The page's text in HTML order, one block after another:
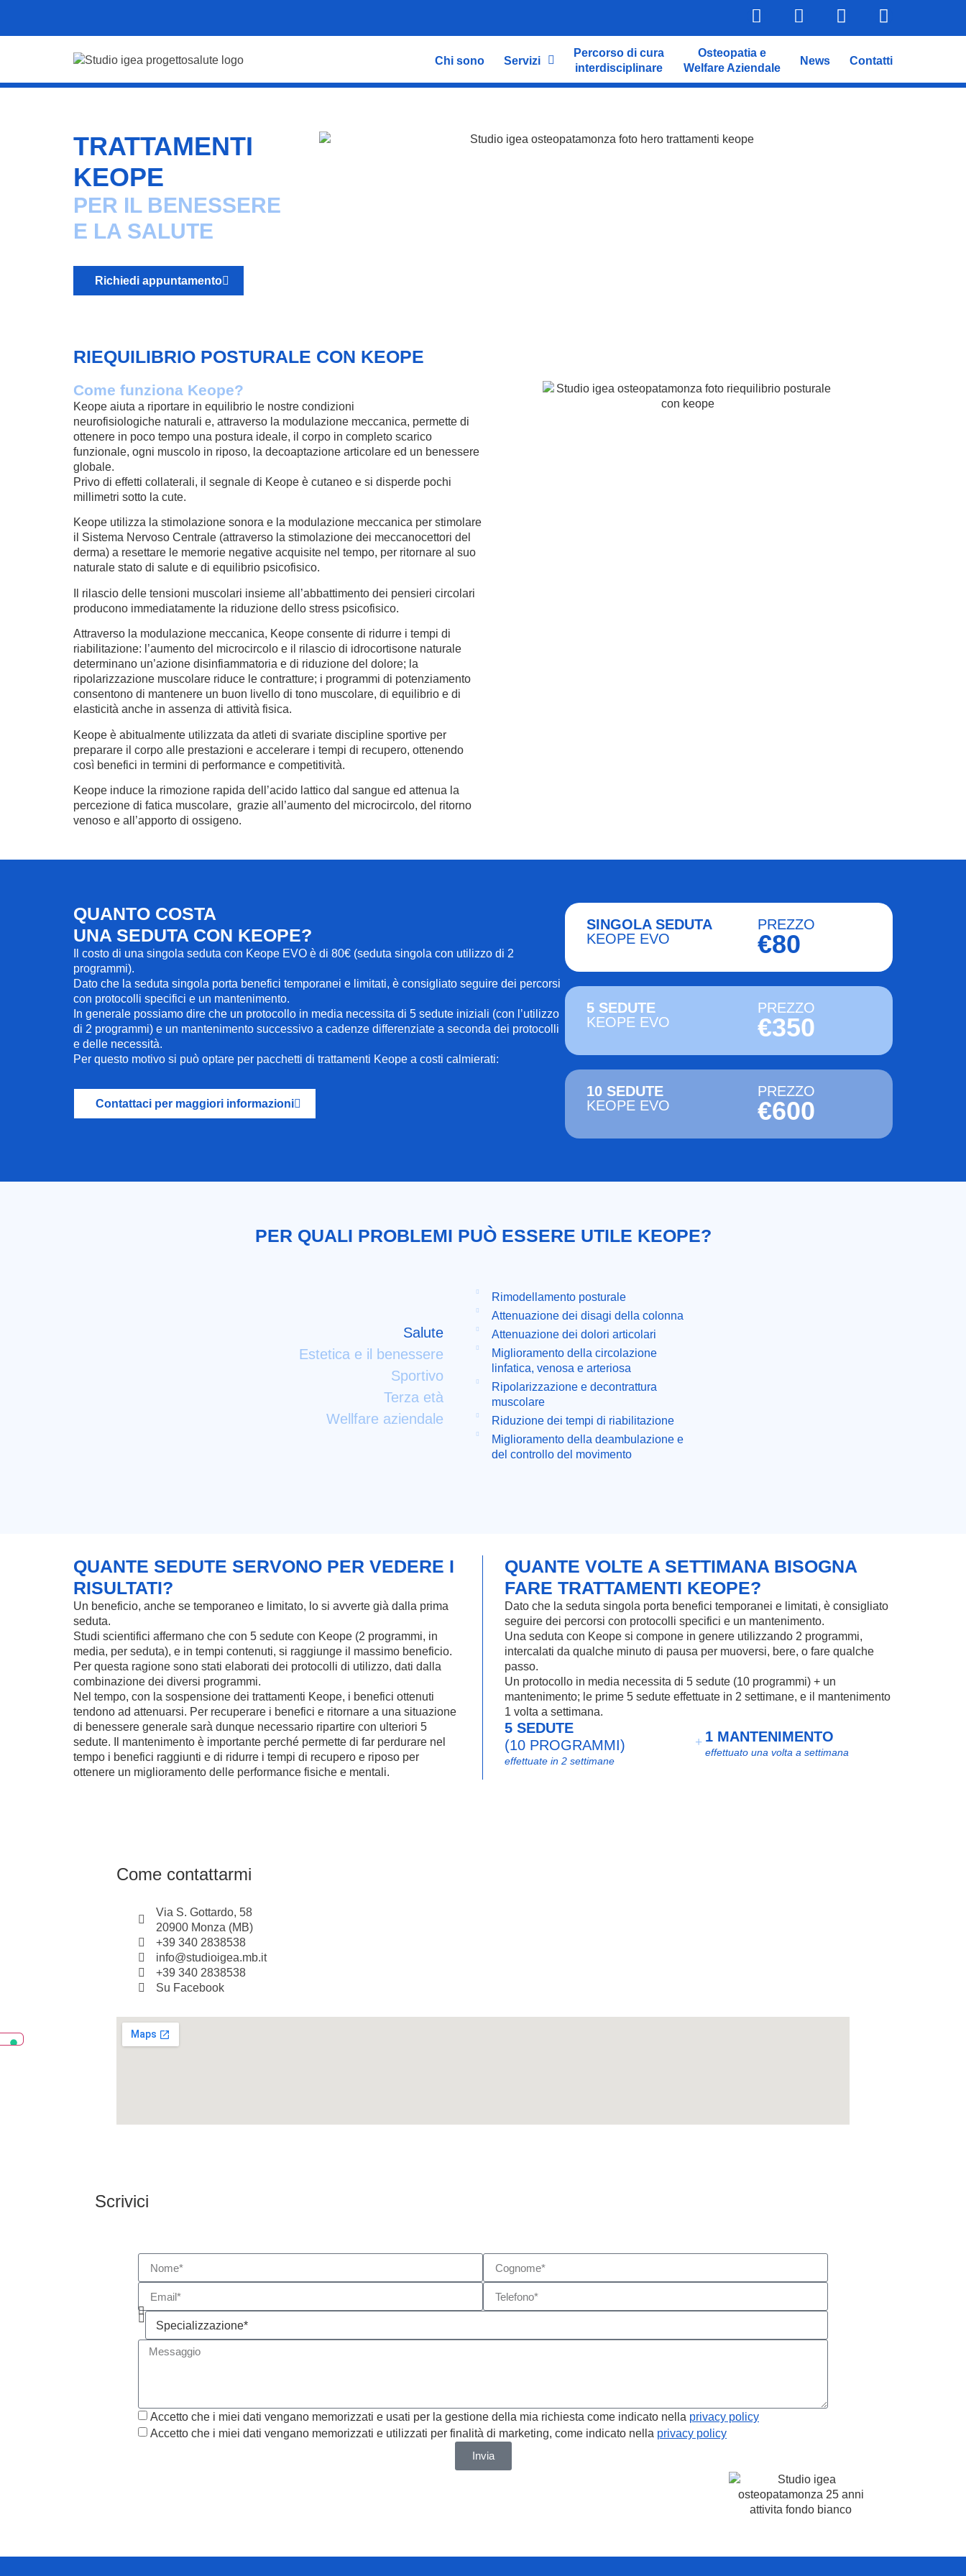
Chi sono Servizi
Percorso di cura
interdisciplinare
Osteopatia e
Welfare Aziendale
News Contatti
TRATTAMENTI
KEOPE
PER IL BENESSERE
E LA SALUTE
Richiedi appuntamento
RIEQUILIBRIO POSTURALE CON KEOPE
Come funziona Keope?
Keope aiuta a riportare in equilibrio le nostre condizioni
neurofisiologiche naturali e, attraverso la modulazione meccanica, permette di
ottenere in poco tempo una postura ideale, il corpo in completo scarico
funzionale, ogni muscolo in riposo, la decoaptazione articolare ed un benessere
globale.
Privo di effetti collaterali, il segnale di Keope è cutaneo e si disperde pochi
millimetri sotto la cute.
Keope utilizza la stimolazione sonora e la modulazione meccanica per stimolare
il Sistema Nervoso Centrale (attraverso la stimolazione dei meccanocettori del
derma) a resettare le memorie negative acquisite nel tempo, per ritornare al suo
naturale stato di salute e di equilibrio psicofisico.
Il rilascio delle tensioni muscolari insieme all’abbattimento dei pensieri circolari
producono immediatamente la riduzione dello stress psicofisico.
Attraverso la modulazione meccanica, Keope consente di ridurre i tempi di
riabilitazione: l’aumento del microcircolo e il rilascio di idrocortisone naturale
determinano un’azione disinfiammatoria e di riduzione del dolore; la
ripolarizzazione muscolare riduce le contratture; i programmi di potenziamento
consentono di mantenere un buon livello di tono muscolare, di equilibrio e di
elasticità anche in assenza di attività fisica.
Keope è abitualmente utilizzata da atleti di svariate discipline sportive per
preparare il corpo alle prestazioni e accelerare i tempi di recupero, ottenendo
così benefici in termini di performance e competitività.
Keope induce la rimozione rapida dell’acido lattico dal sangue ed attenua la
percezione di fatica muscolare, grazie all’aumento del microcircolo, del ritorno
venoso e all’apporto di ossigeno.
QUANTO COSTA
UNA SEDUTA CON KEOPE?
Il costo di una singola seduta con Keope EVO è di 80€ (seduta singola con utilizzo di 2
programmi).
Dato che la seduta singola porta benefici temporanei e limitati, è consigliato seguire dei percorsi
con protocolli specifici e un mantenimento.
In generale possiamo dire che un protocollo in media necessita di 5 sedute iniziali (con l’utilizzo
di 2 programmi) e un mantenimento successivo a cadenze differenziate a seconda dei protocolli
e delle necessità.
Per questo motivo si può optare per pacchetti di trattamenti Keope a costi calmierati:
Contattaci per maggiori informazioni
SINGOLA SEDUTA
KEOPE EVO
PREZZO
€80
5 SEDUTE
KEOPE EVO
PREZZO
€350
10 SEDUTE
KEOPE EVO
PREZZO
€600
PER QUALI PROBLEMI PUÒ ESSERE UTILE KEOPE?
Salute
Estetica e il benessere
Sportivo
Terza età
Wellfare aziendale
Rimodellamento posturale
Attenuazione dei disagi della colonna
Attenuazione dei dolori articolari
Miglioramento della circolazione
linfatica, venosa e arteriosa
Ripolarizzazione e decontrattura
muscolare
Riduzione dei tempi di riabilitazione
Miglioramento della deambulazione e
del controllo del movimento
QUANTE SEDUTE SERVONO PER VEDERE I
RISULTATI?
Un beneficio, anche se temporaneo e limitato, lo si avverte già dalla prima
seduta.
Studi scientifici affermano che con 5 sedute con Keope (2 programmi, in
media, per seduta), e in tempi contenuti, si raggiunge il massimo beneficio.
Per questa ragione sono stati elaborati dei protocolli di utilizzo, dati dalla
combinazione dei diversi programmi.
Nel tempo, con la sospensione dei trattamenti Keope, i benefici ottenuti
tendono ad attenuarsi. Per recuperare i benefici e ritornare a una situazione
di benessere generale sarà dunque necessario ripartire con ulteriori 5
sedute. Il mantenimento è importante perché permette di far perdurare nel
tempo i benefici raggiunti e di ridurre i tempi di recupero e riposo per
ottenere un miglioramento delle performance fisiche e mentali.
QUANTE VOLTE A SETTIMANA BISOGNA
FARE TRATTAMENTI KEOPE?
Dato che la seduta singola porta benefici temporanei e limitati, è consigliato
seguire dei percorsi con protocolli specifici e un mantenimento.
Una seduta con Keope si compone in genere utilizzando 2 programmi,
intercalati da qualche minuto di pausa per muoversi, bere, o fare qualche
passo.
Un protocollo in media necessita di 5 sedute (10 programmi) + un
mantenimento; le prime 5 sedute effettuate in 2 settimane, e il mantenimento
1 volta a settimana.
5 SEDUTE
(10 PROGRAMMI)
effettuate in 2 settimane
1 MANTENIMENTO
effettuato una volta a settimana
Come contattarmi
Via S. Gottardo, 58
20900 Monza (MB)
+39 340 2838538
info@studioigea.mb.it
+39 340 2838538
Su Facebook
Scrivici
Accetto che i miei dati vengano memorizzati e usati per la gestione della mia richiesta come indicato nella privacy policy
Accetto che i miei dati vengano memorizzati e utilizzati per finalità di marketing, come indicato nella privacy policy
Invia